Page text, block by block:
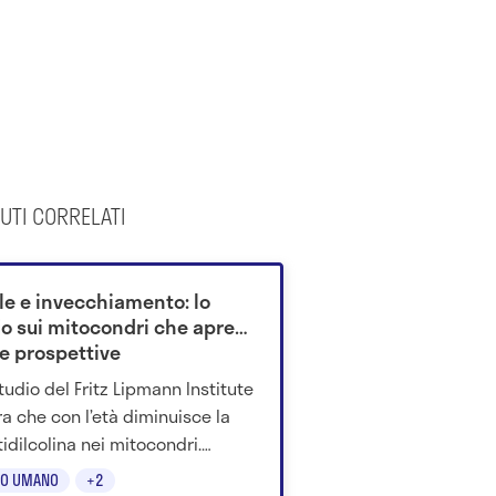
CORRELATI
UMANO +2
e invecchiamento: lo
sui mitocondri che apre
prospettive
del Fritz Lipmann Institute
che con l’età diminuisce la
nei mitocondri.
migliora la funzione